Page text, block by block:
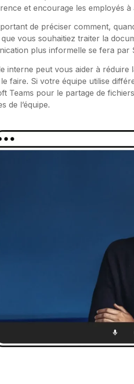
et encourage les employés
de préciser comment,
vous souhaitiez traiter la
plus informelle se fera par
interne peut vous aider à
faire. Si votre équipe utilise
Teams pour le partage de
de l’équipe.